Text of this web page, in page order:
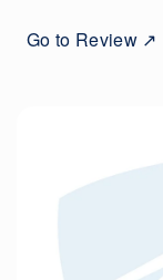
Go to Review ↗